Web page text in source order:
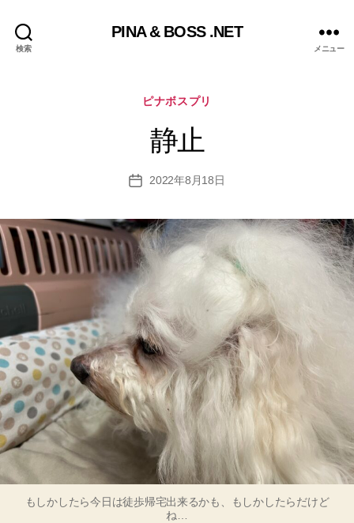
検索
PINA & BOSS .NET
メニュー
カ
ゴ
リ
ピナボスプリ
静止
投
2022年8月18日
もしかしたら今日は徒歩帰宅出来るかも、もしかしたらだけど
ね…